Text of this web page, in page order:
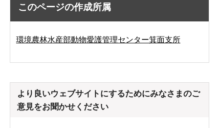
このページの作成所属
環境農林水産部動物愛護管理センター箕面支所
より良いウェブサイトにするためにみなさまのご
意見をお聞かせください